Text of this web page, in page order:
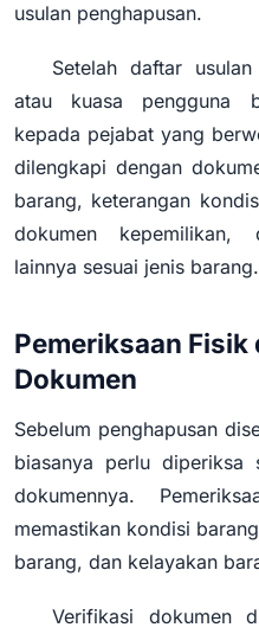
usulan penghapusan.
Setelah daftar
atau kuasa pengguna
kepada pejabat yang
dilengkapi dengan
barang, keterangan
dokumen kepemilikan,
lainnya sesuai jenis barang.
Pemeriksaan
Dokumen
Sebelum penghapusan
biasanya perlu
dokumennya.
memastikan kondisi
barang, dan kelayakan
Verifikasi dokumen